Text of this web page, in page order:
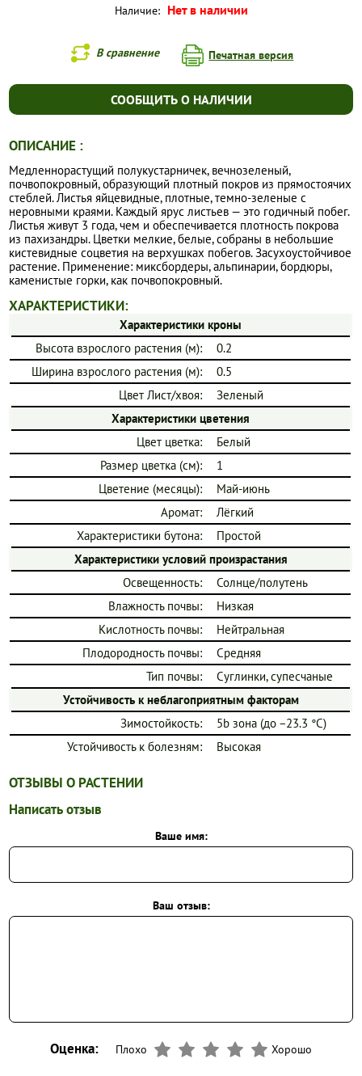
Наличие: Нет в наличии
В сравнение Печатная версия
СООБЩИТЬ О НАЛИЧИИ
ОПИСАНИЕ :
Медленнорастущий полукустарничек, вечнозеленый,
почвопокровный, образующий плотный покров из прямостоячих
стеблей. Листья яйцевидные, плотные, темно-зеленые с
неровными краями. Каждый ярус листьев — это годичный побег.
Листья живут 3 года, чем и обеспечивается плотность покрова
из пахизандры. Цветки мелкие, белые, собраны в небольшие
кистевидные соцветия на верхушках побегов. Засухоустойчивое
растение. Применение: миксбордеры, альпинарии, бордюры,
каменистые горки, как почвопокровный.
ХАРАКТЕРИСТИКИ:
Характеристики кроны
Высота взрослого растения (м):
0.2
Ширина взрослого растения (м):
0.5
Цвет Лист/хвоя:
Зеленый
Характеристики цветения
Цвет цветка:
Белый
Размер цветка (см):
1
Цветение (месяцы):
Май-июнь
Аромат:
Лёгкий
Характеристики бутона:
Простой
Характеристики условий произрастания
Освещенность:
Солнце/полутень
Влажность почвы:
Низкая
Кислотность почвы:
Нейтральная
Плодородность почвы:
Средняя
Тип почвы:
Суглинки, супесчаные
Устойчивость к неблагоприятным факторам
Зимостойкость:
5b зона (до −23.3 °C)
Устойчивость к болезням:
Высокая
ОТЗЫВЫ О РАСТЕНИИ
Написать отзыв
Ваше имя:
Ваш отзыв:
Оценка: Плохо Хорошо